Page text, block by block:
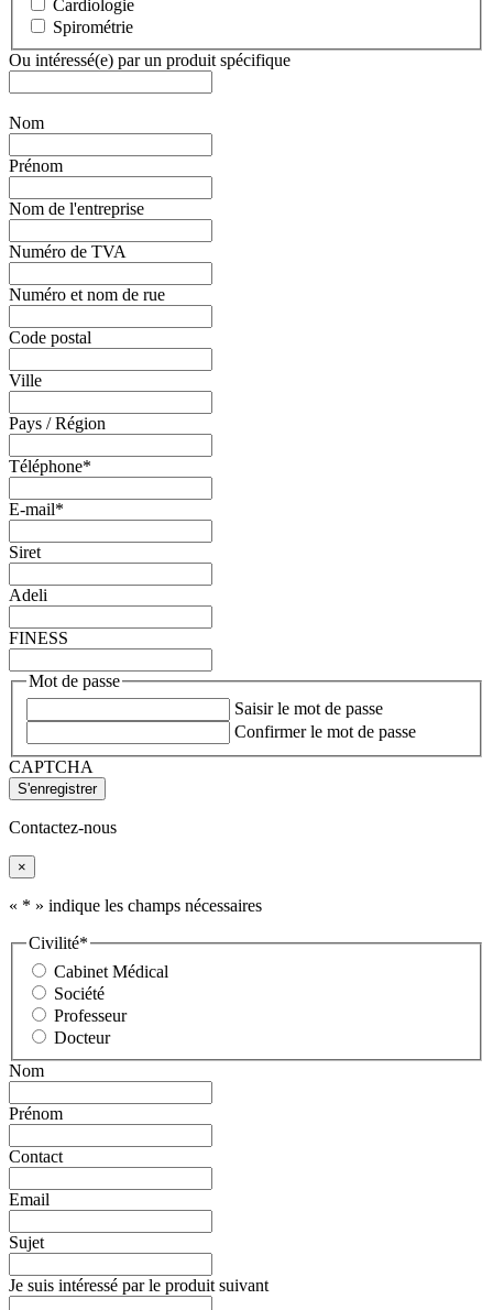
Cardiologie
Spirométrie
Ou intéressé(e) par un produit spécifique
Nom
Prénom
Nom de l'entreprise
Numéro de TVA
Numéro et nom de rue
Code postal
Ville
Pays / Région
Téléphone*
E-mail*
Siret
Adeli
FINESS
Mot de passe
Saisir le mot de passe
Confirmer le mot de passe
CAPTCHA
Contactez-nous
×
« * » indique les champs nécessaires
Civilité*
Cabinet Médical
Société
Professeur
Docteur
Nom
Prénom
Contact
Email
Sujet
Je suis intéressé par le produit suivant